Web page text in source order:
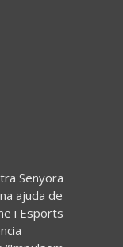
Senyora
ajuda de
i Esports